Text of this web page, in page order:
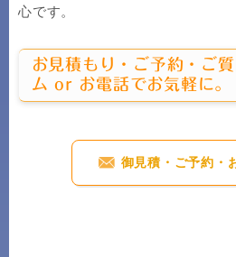
心です。
お見積もり・ご予約・ご
ム or お電話でお気軽に。
御見積・ご予約・